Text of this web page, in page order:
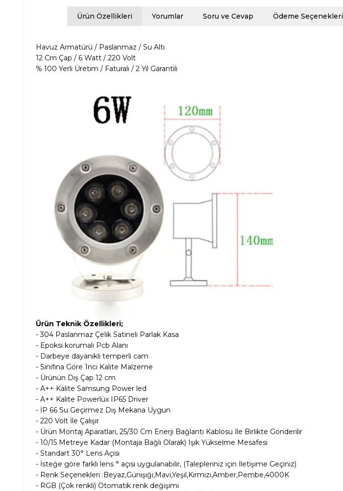
Ürün Özellikleri Yorumlar Soru ve Cevap Ödeme Seçenekleri
Havuz Armatürü / Paslanmaz / Su Altı
12 Cm Çap / 6 Watt / 220 Volt
% 100 Yerli Üretim / Faturalı / 2 Yıl Garantili
Ürün Teknik Özellikleri;
- 304 Paslanmaz Çelik Satineli Parlak Kasa
- Epoksi korumalı Pcb Alanı
- Darbeye dayanıklı temperli cam
- Sınıfına Göre 1nci Kalite Malzeme
- Ürünün Dış Çap 12 cm
- A++ Kalite Samsung Power led
- A++ Kalite Powerlüx IP65 Driver
- İP 66 Su Geçirmez Dış Mekana Uygun
- 220 Volt İle Çalışır
- Ürün Montaj Aparatları, 25/30 Cm Enerji Bağlantı Kablosu İle Birlikte Gönderilir
- 10/15 Metreye Kadar (Montaja Bağlı Olarak) Işık Yükselme Mesafesi
- Standart 30° Lens Açısı
- İsteğe göre farklı lens ° açısı uygulanabilir, (Talepleriniz için İletişime Geçiniz)
- Renk Seçenekleri :Beyaz,Günışığı,Mavi,Yeşil,Kırmızı,Amber,Pembe,4000K
- RGB (Çok renkli) Otomatik renk değişimi